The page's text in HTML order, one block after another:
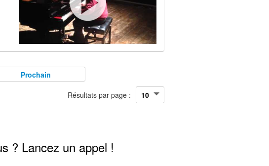
Prochain
Résultats par page :
? Lancez un appel !